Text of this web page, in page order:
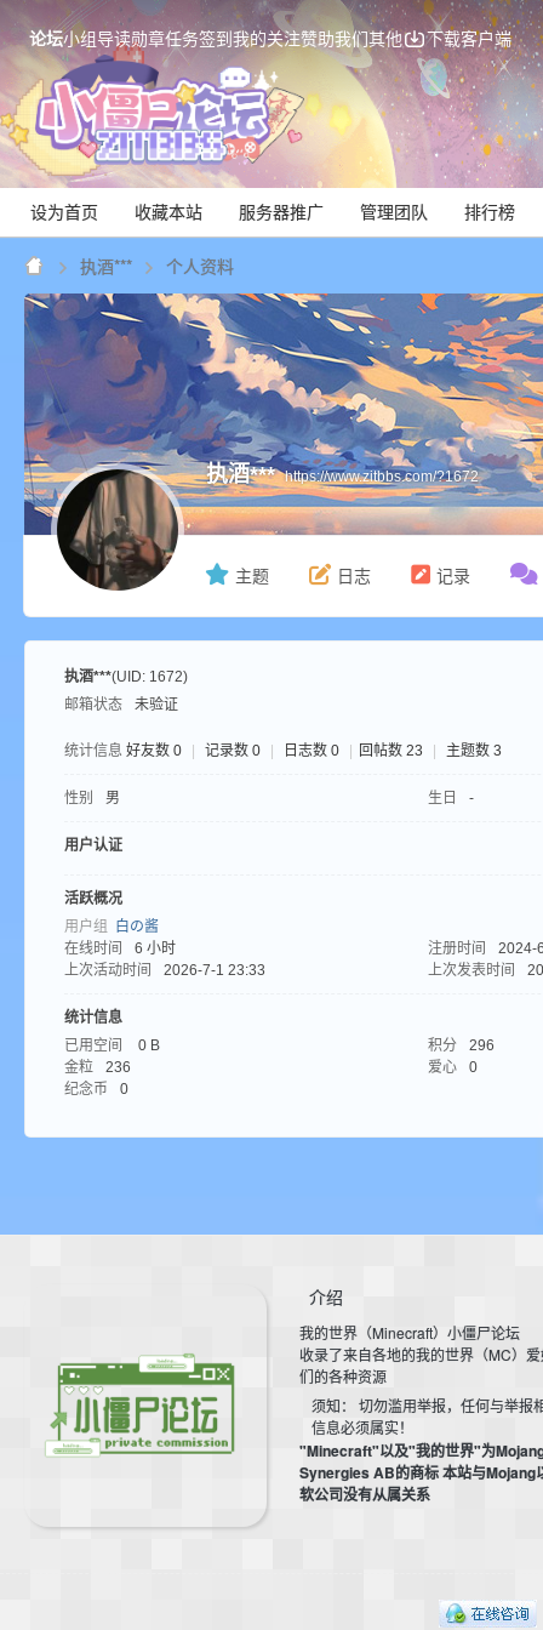
论坛小组导读勋章任务签到我的关注赞助我们其他 下载客户端
设为首页 收藏本站 服务器推广 管理团队 排行榜
Mi
ne
执酒*** 个人资料
执酒*** https://www.zitbbs.com/?1672
主题 日志 记录
执酒***(UID: 1672)
邮箱状态
未验证
统计信息 好友数 0 记录数 0 日志数 0 回帖数 23 主题数 3
性别 男 生日 -
用户认证
活跃概况
用户组
白の酱
在线时间
6 小时 注册时间
2024-
上次活动时间
2026-7-1 23:33 上次发表时间
统计信息
已用空间
0 B 积分
296
金粒
236 爱心
0
纪念币
0
介绍
我的世界（Minecraft）小僵尸论坛
收录了来自各地的我的世界（MC）
们的各种资源
须知： 切勿滥用举报，任何与举报
信息必须属实！
"Minecraft"以及"我的世界"为
Synergies AB的商标 本站与Mojang
软公司没有从属关系